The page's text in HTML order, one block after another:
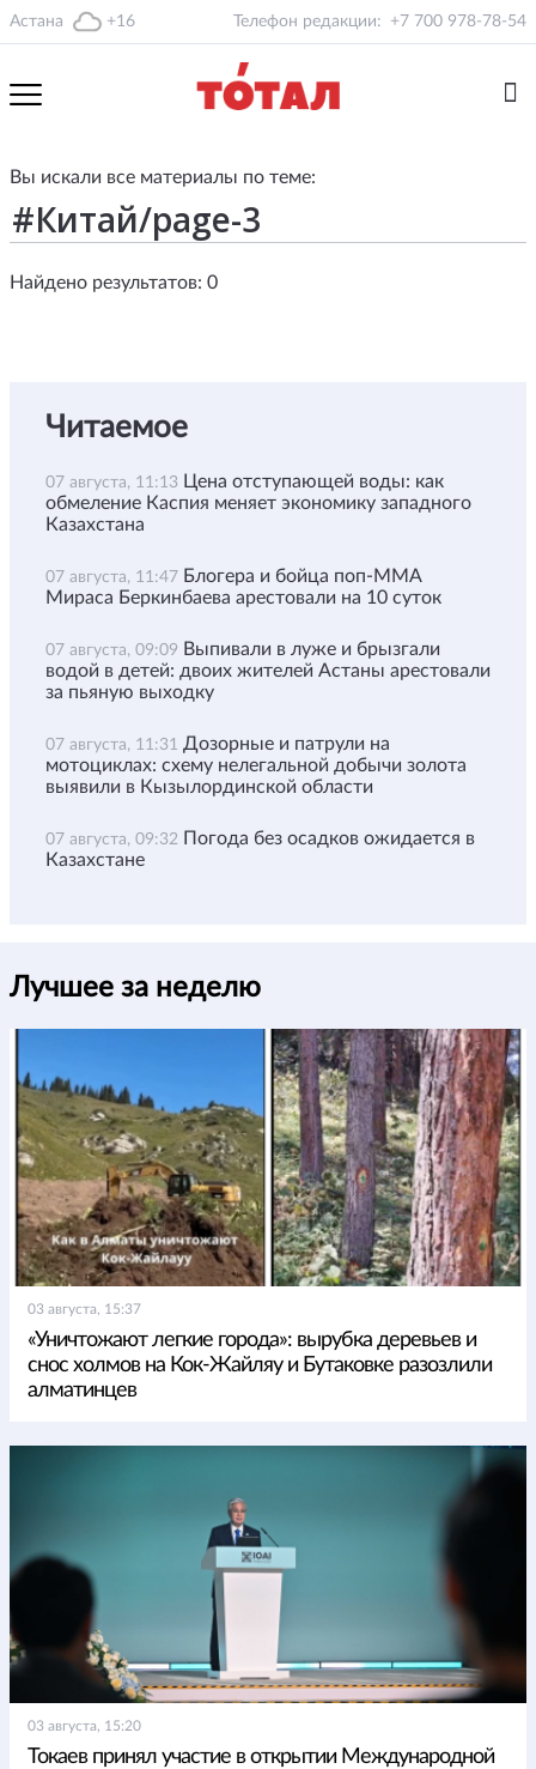
Астана +16 Телефон редакции: +7 700 978-78-54
Вы искали все материалы по теме:
Найдено результатов: 0
Читаемое
07 августа, 11:13 Цена отступающей воды: как
обмеление Каспия меняет экономику западного
Казахстана
07 августа, 11:47 Блогера и бойца поп-ММА
Мираса Беркинбаева арестовали на 10 суток
07 августа, 09:09 Выпивали в луже и брызгали
водой в детей: двоих жителей Астаны арестовали
за пьяную выходку
07 августа, 11:31 Дозорные и патрули на
мотоциклах: схему нелегальной добычи золота
выявили в Кызылординской области
07 августа, 09:32 Погода без осадков ожидается в
Казахстане
Лучшее за неделю
03 августа, 15:37
«Уничтожают легкие города»: вырубка деревьев и
снос холмов на Кок-Жайляу и Бутаковке разозлили
алматинцев
03 августа, 15:20
Токаев принял участие в открытии Международной